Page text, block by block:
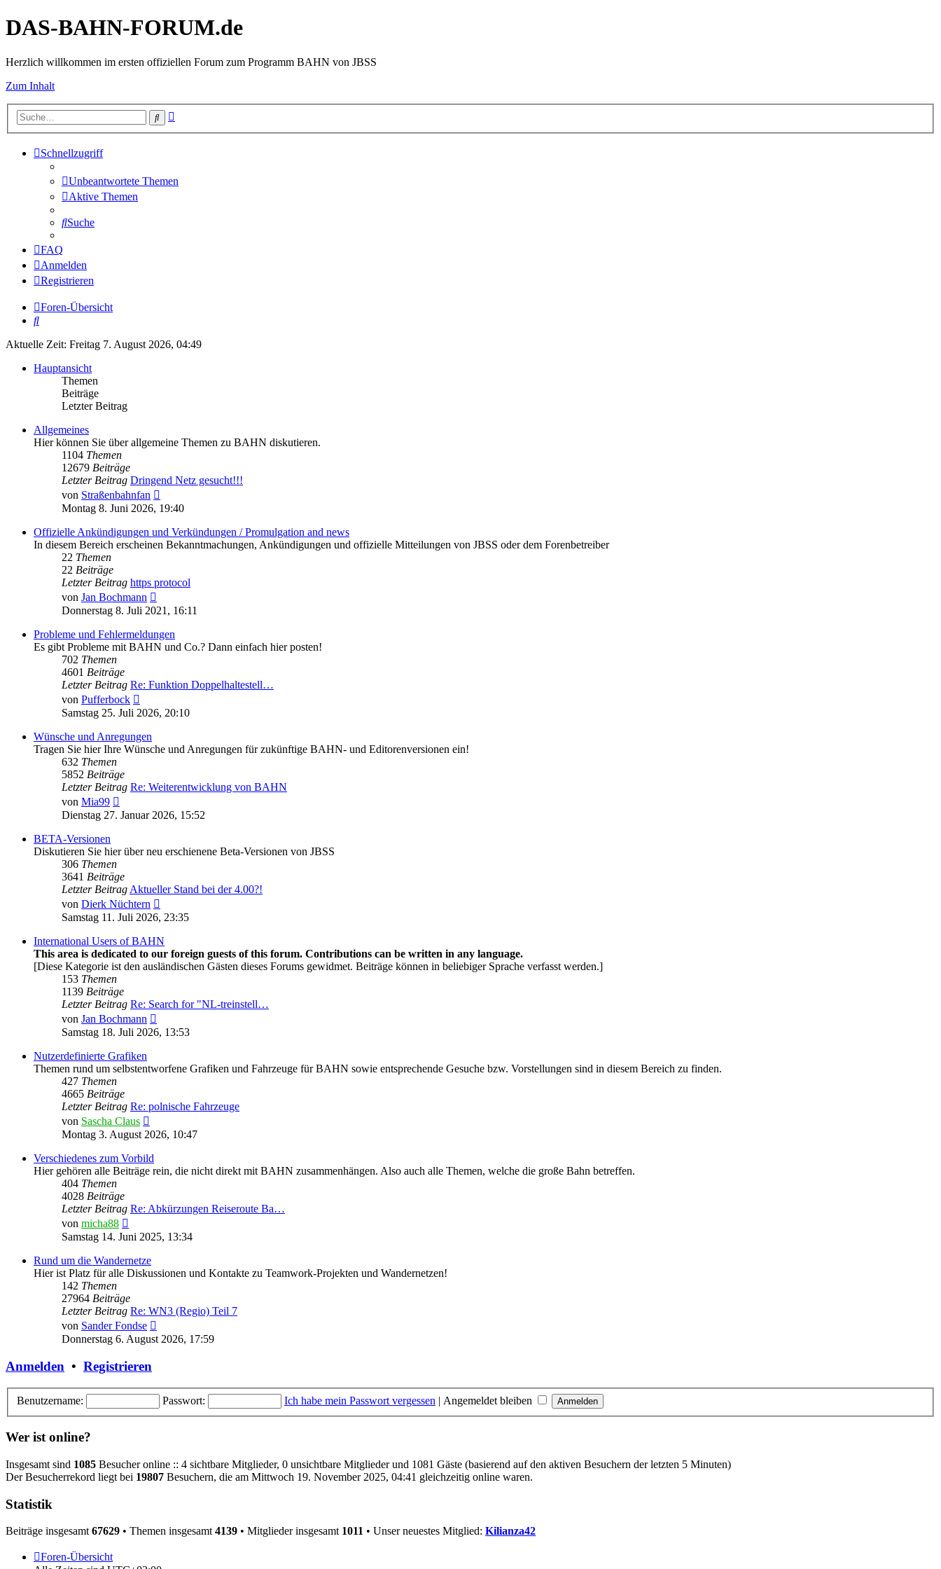
DAS-BAHN-FORUM.de
Herzlich willkommen im ersten offiziellen Forum zum Programm BAHN von JBSS
Zum Inhalt
Suche
Schnellzugriff
Unbeantwortete Themen
Aktive Themen
Suche
FAQ
Anmelden
Registrieren
Foren-Übersicht
Suche
Aktuelle Zeit: Freitag 7. August 2026, 04:49
Hauptansicht
Themen
Beiträge
Letzter Beitrag
Allgemeines
Hier können Sie über allgemeine Themen zu BAHN diskutieren.
1104 Themen
12679 Beiträge
Letzter Beitrag Dringend Netz gesucht!!!
von Straßenbahnfan
Beitrag
Montag 8. Juni 2026, 19:40
Offizielle Ankündigungen und Verkündungen / Promulgation and news
In diesem Bereich erscheinen Bekanntmachungen, Ankündigungen und offizielle Mitteilungen von JBSS oder dem Forenbetreiber
22 Themen
22 Beiträge
Letzter Beitrag https protocol
von Jan Bochmann
Beitrag
Donnerstag 8. Juli 2021, 16:11
Probleme und Fehlermeldungen
Es gibt Probleme mit BAHN und Co.? Dann einfach hier posten!
702 Themen
4601 Beiträge
Letzter Beitrag Re: Funktion Doppelhaltestell…
von Pufferbock
Beitrag
Samstag 25. Juli 2026, 20:10
Wünsche und Anregungen
Tragen Sie hier Ihre Wünsche und Anregungen für zukünftige BAHN- und Editorenversionen ein!
632 Themen
5852 Beiträge
Letzter Beitrag Re: Weiterentwicklung von BAHN
von Mia99
Beitrag
Dienstag 27. Januar 2026, 15:52
BETA-Versionen
Diskutieren Sie hier über neu erschienene Beta-Versionen von JBSS
306 Themen
3641 Beiträge
Letzter BeitragAktueller Stand bei der 4.00?!
von Dierk Nüchtern
Beitrag
Samstag 11. Juli 2026, 23:35
International Users of BAHN
This area is dedicated to our foreign guests of this forum. Contributions can be written in any language.
[Diese Kategorie ist den ausländischen Gästen dieses Forums gewidmet. Beiträge können in beliebiger Sprache verfasst werden.]
153 Themen
1139 Beiträge
Letzter Beitrag Re: Search for "NL-treinstell…
von Jan Bochmann
Beitrag
Samstag 18. Juli 2026, 13:53
Nutzerdefinierte Grafiken
Themen rund um selbstentworfene Grafiken und Fahrzeuge für BAHN sowie entsprechende Gesuche bzw. Vorstellungen sind in diesem Bereich zu finden.
427 Themen
4665 Beiträge
Letzter Beitrag Re: polnische Fahrzeuge
von Sascha Claus
Beitrag
Montag 3. August 2026, 10:47
Verschiedenes zum Vorbild
Hier gehören alle Beiträge rein, die nicht direkt mit BAHN zusammenhängen. Also auch alle Themen, welche die große Bahn betreffen.
404 Themen
4028 Beiträge
Letzter Beitrag Re: Abkürzungen Reiseroute Ba…
von micha88
Beitrag
Samstag 14. Juni 2025, 13:34
Rund um die Wandernetze
Hier ist Platz für alle Diskussionen und Kontakte zu Teamwork-Projekten und Wandernetzen!
142 Themen
27964 Beiträge
Letzter Beitrag Re: WN3 (Regio) Teil 7
von Sander Fondse
Beitrag
Donnerstag 6. August 2026, 17:59
Anmelden • Registrieren
Benutzername: Passwort: Ich habe mein Passwort vergessen | Angemeldet bleiben
Wer ist online?
Insgesamt sind 1085 Besucher online :: 4 sichtbare Mitglieder, 0 unsichtbare Mitglieder und 1081 Gäste (basierend auf den aktiven Besuchern der letzten 5 Minuten)
Der Besucherrekord liegt bei 19807 Besuchern, die am Mittwoch 19. November 2025, 04:41 gleichzeitig online waren.
Statistik
Beiträge insgesamt 67629 • Themen insgesamt 4139 • Mitglieder insgesamt 1011 • Unser neuestes Mitglied: Kilianza42
Foren-Übersicht